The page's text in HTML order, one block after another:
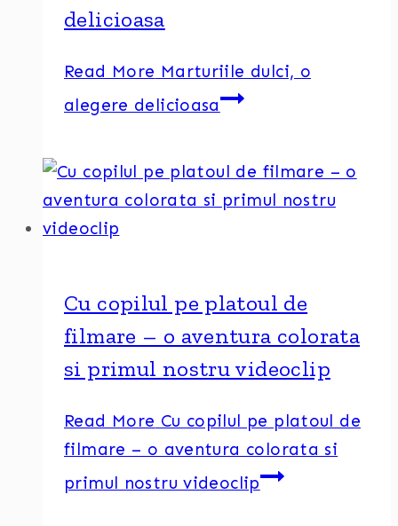
delicioasa
Read More Marturiile dulci, o
alegere delicioasa
Cu copilul pe platoul de
filmare – o aventura colorata
si primul nostru videoclip
Read More Cu copilul pe platoul de
filmare – o aventura colorata si
primul nostru videoclip